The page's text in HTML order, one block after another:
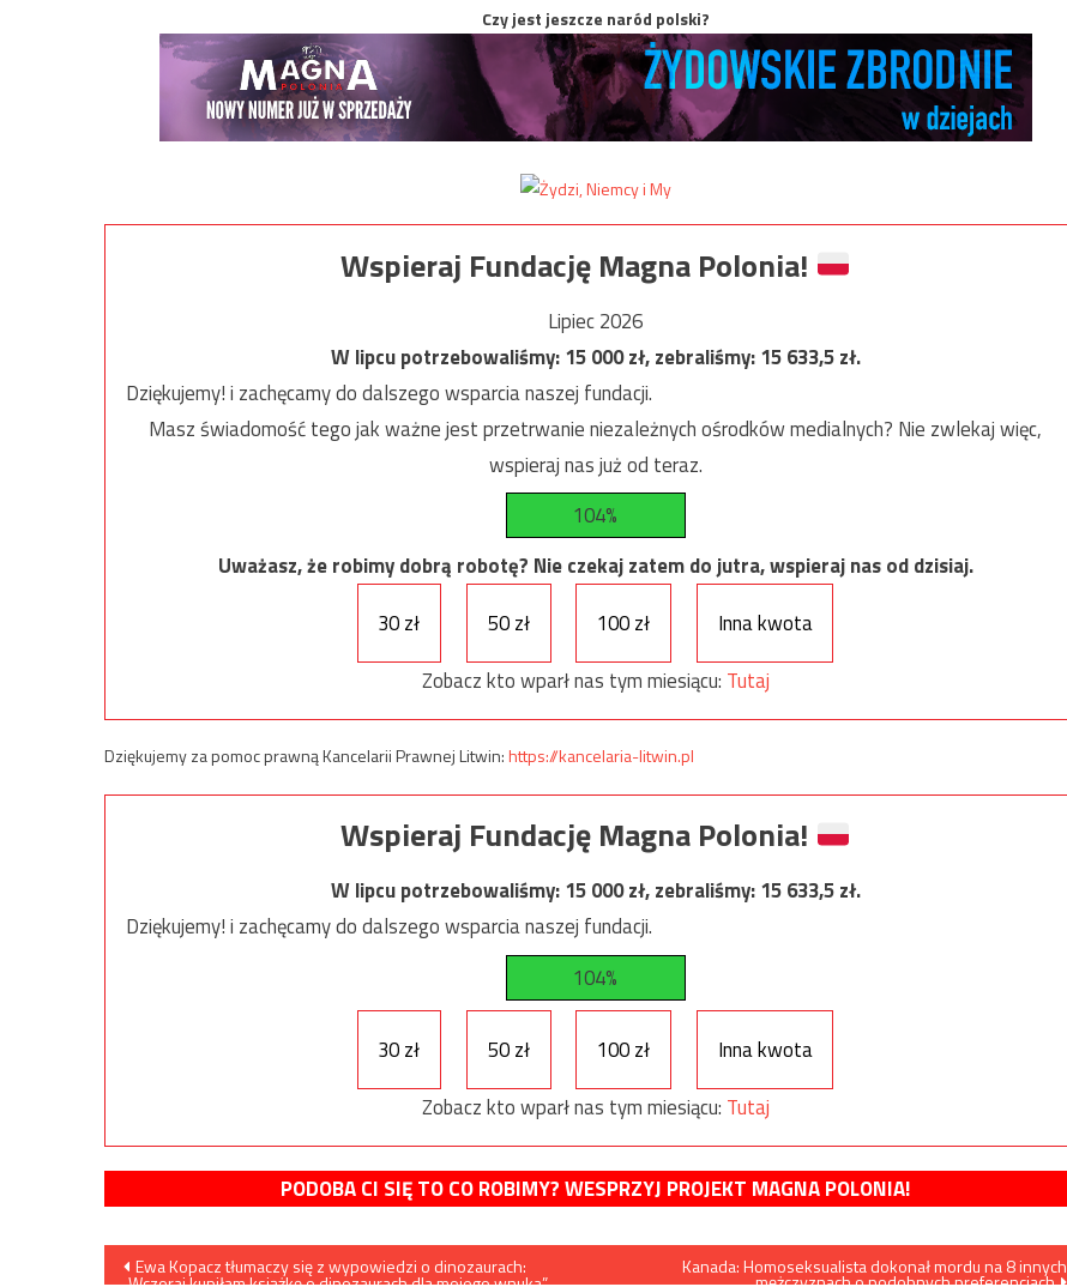
Czy jest jeszcze naród polski?
Wspieraj Fundację Magna Polonia!
Lipiec 2026
W lipcu potrzebowaliśmy:15 000zł, zebraliśmy:15 633,5zł.
Dziękujemy! i zachęcamy do dalszego wsparcia naszej fundacji.
Masz świadomość tego jak ważne jest przetrwanie niezależnych ośrodków medialnych? Nie zwlekaj więc,
wspieraj nas już od teraz.
104%
Uważasz, że robimy dobrą robotę? Nie czekaj zatem do jutra, wspieraj nas od dzisiaj.
30 zł
50 zł 100 zł
Inna kwota
Zobacz kto wparł nas tym miesiącu: Tutaj
Dziękujemy za pomoc prawną Kancelarii Prawnej Litwin:https://kancelaria-litwin.pl
Wspieraj Fundację Magna Polonia!
W lipcu potrzebowaliśmy:15 000zł, zebraliśmy:15 633,5zł.
Dziękujemy! i zachęcamy do dalszego wsparcia naszej fundacji.
104%
30 zł 50 zł 100 zł
Inna kwota
Zobacz kto wparł nas tym miesiącu: Tutaj
PODOBA CI SIĘ TO CO ROBIMY? WESPRZYJ PROJEKT MAGNA POLONIA!
Nawigacja
Ewa Kopacz tłumaczy się z wypowiedzi o dinozaurach: Kanada: Homoseksualista dokonał mordu na 8 innych
mężczyznach o podobnych preferencjach